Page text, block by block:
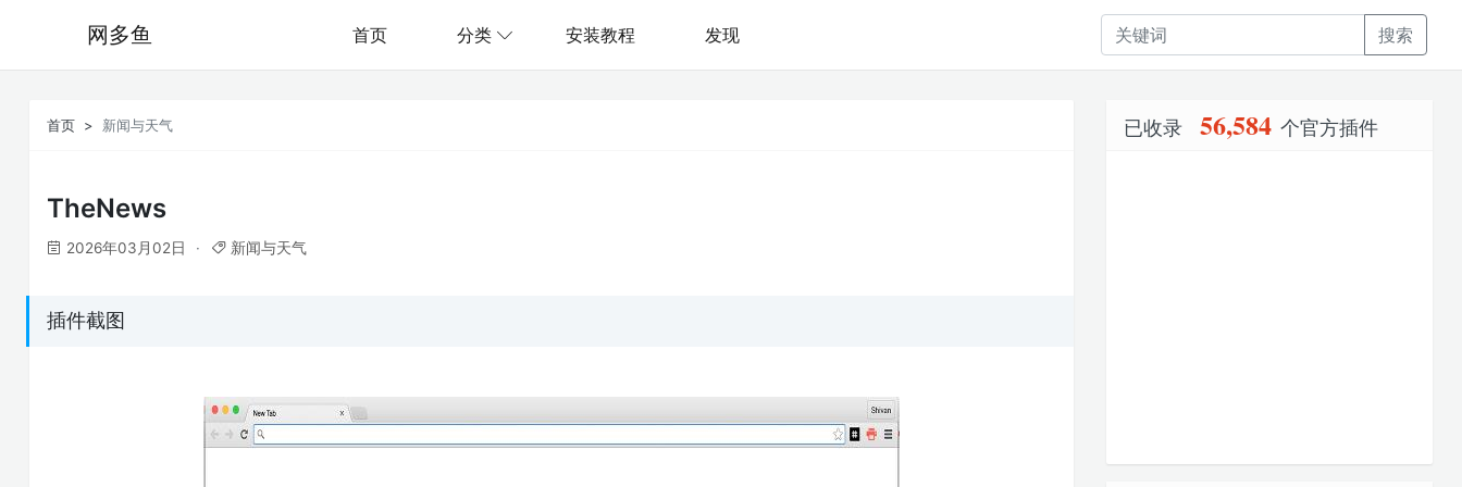
网多鱼 首页 分类 安装教程 发现 搜索
首页 新闻与天气
TheNews
2026年03月02日 新闻与天气
插件截图
已收录 56,584 个官方插件